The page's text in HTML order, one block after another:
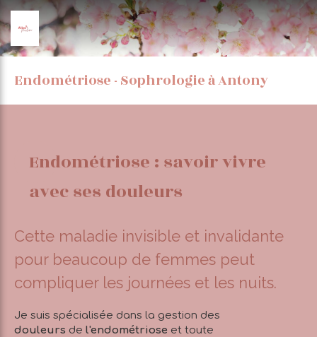
Endométriose - Sophrologie à Antony
Endométriose : savoir vivre
avec ses douleurs
Cette maladie invisible et invalidante
pour beaucoup de femmes peut
compliquer les journées et les nuits.
Je suis spécialisée dans la gestion des
douleurs de l'endométriose et toute